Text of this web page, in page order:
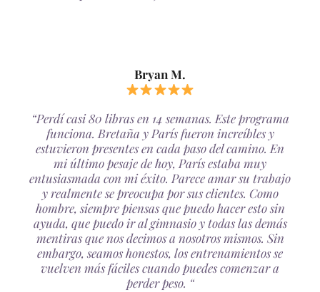
Bryan M.
“Perdí casi 80 libras en 14 semanas. Este programa
funciona. Bretaña y París fueron increíbles y
estuvieron presentes en cada paso del camino. En
mi último pesaje de hoy, París estaba muy
entusiasmada con mi éxito. Parece amar su trabajo
y realmente se preocupa por sus clientes. Como
hombre, siempre piensas que puedo hacer esto sin
ayuda, que puedo ir al gimnasio y todas las demás
mentiras que nos decimos a nosotros mismos. Sin
embargo, seamos honestos, los entrenamientos se
vuelven más fáciles cuando puedes comenzar a
perder peso. “